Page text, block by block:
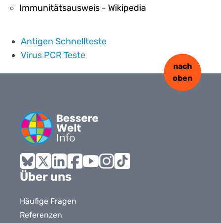
Immunitätsausweis - Wikipedia
Antigen Schnellteste
Virus PCR Teste
Bluesky
X LinkedInFacebook
nach
oben
Über uns
Häufige Fragen
Referenzen